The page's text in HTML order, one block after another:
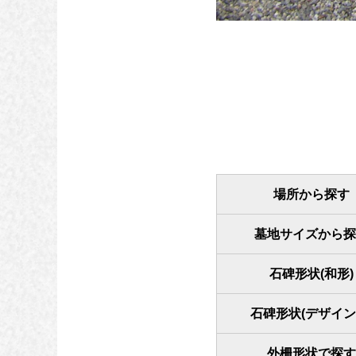
場所から探す
墓地サイズから
石碑形状(和形)
石碑形状(デザイ
外柵形状で探す